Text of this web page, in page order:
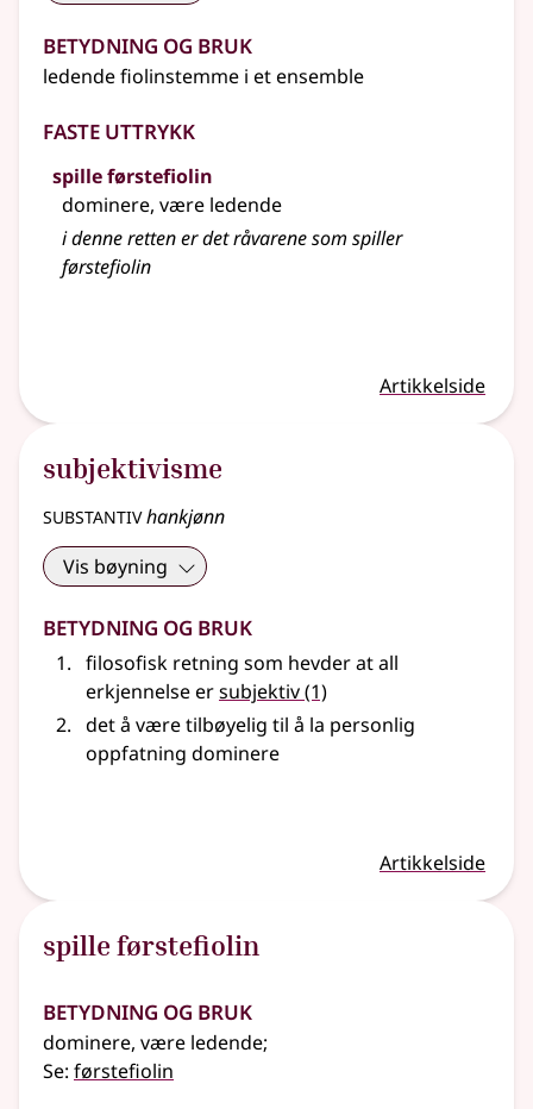
Betydning og bruk
ledende fiolinstemme i et ensemble
Faste uttrykk
spille førstefiolin
dominere, være ledende
i denne retten er det råvarene som spiller
førstefiolin
Artikkelside
subjektivisme
substantivhankjønn
Vis bøyning
Betydning og bruk
filosofisk retning som hevder at all
erkjennelse ersubjektiv(1)
det å være tilbøyelig til å la personlig
oppfatning dominere
Artikkelside
spille førstefiolin
Betydning og bruk
dominere, være ledende;
Se: førstefiolin